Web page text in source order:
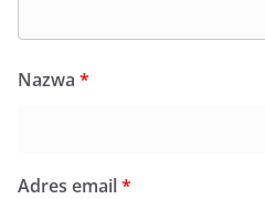
Nazwa *
Adres email*